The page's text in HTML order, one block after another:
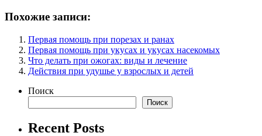
Похожие записи:
Первая помощь при порезах и ранах
Первая помощь при укусах и укусах насекомых
Что делать при ожогах: виды и лечение
Действия при удушье у взрослых и детей
Поиск
Поиск
Recent Posts